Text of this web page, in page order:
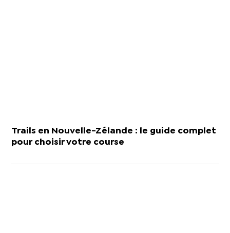
Trails en Nouvelle-Zélande : le guide complet
pour choisir votre course